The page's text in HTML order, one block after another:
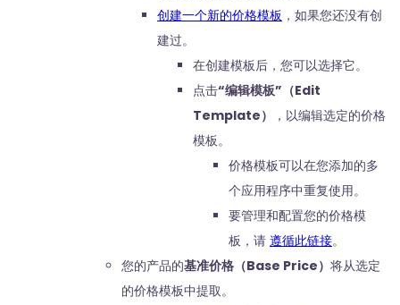
创建一个新的价格模板 ，如果您还没有创
建过。
在创建模板后，您可以选择它。
点击“编辑模板”（Edit
Template）
，以编辑选定的价格
模板。
价格模板可以在您添加的多
个应用程序中重复使用。
要管理和配置您的价格模
板，请 遵循此链接。
您的产品的基准价格（Base Price） 将从选定
的价格模板中提取。